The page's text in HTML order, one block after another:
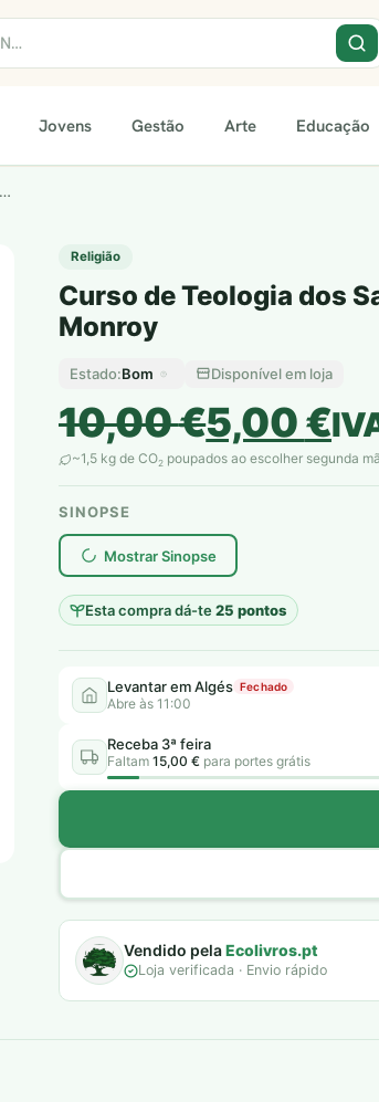
Jovens Gestão Arte Educação
Religião
Curso de Teologia dos
Monroy
Estado:Bom Disponível em loja
10,00€
O
preço
original
era:
10,00 €.
5,00€
O
preço
atual
é:
5,00 €.
~1,5 kg de CO2 poupados ao escolher segunda
SINOPSE
Mostrar Sinopse
Esta compra dá-te25 pontos
plantar árvores reais
Levantar em Algés Fechado
Abre às 11:00
Receba 3ª feira
Faltam 15,00 € para portes grátis
Vendido pelaEcolivros.pt
Loja verificada · Envio rápido